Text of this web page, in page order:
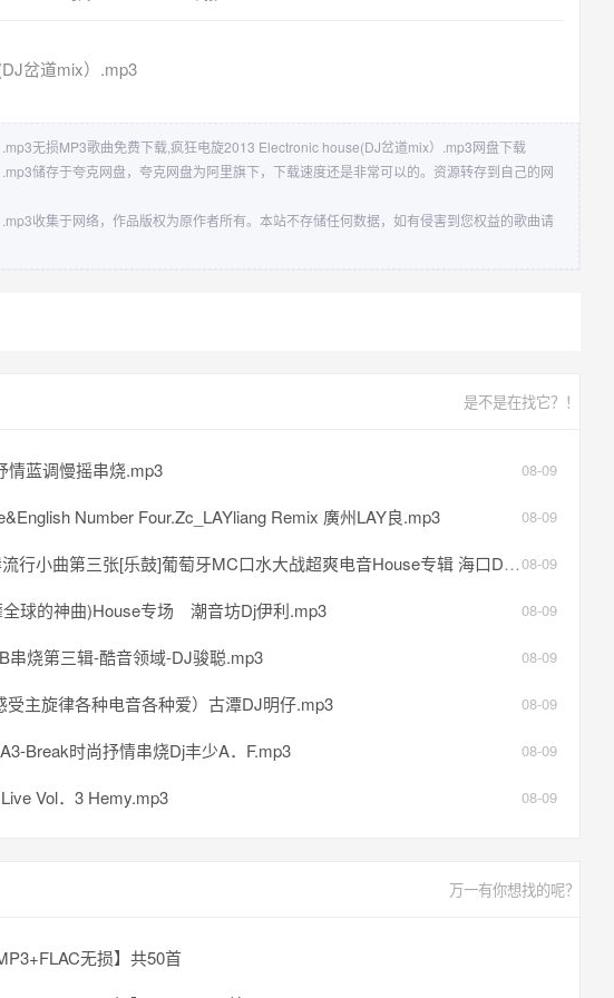
岔道mix）.mp3
无损MP3歌曲免费下载,疯狂电旋2013 Electronic house(DJ岔道mix）.mp3网盘下载
储存于夸克网盘，夸克网盘为阿里旗下，下载速度还是非常可以的。资源转存到自己的网
收集于网络，作品版权为原作者所有。本站不存储任何数据，如有侵害到您权益的歌曲请
是不是在找它？！
08-09
情蓝调慢摇串烧.mp3
08-09
Number Four.Zc_LAYliang Remix 廣州LAY良.mp3
08-09
小曲第三张[乐鼓]葡萄牙MC口水大战超爽电音House专辑 海口DJ啊杰.mp3
08-09
全球的神曲)House专场 潮音坊Dj伊利.mp3
08-09
串烧第三辑-酷音领域-DJ骏聪.mp3
08-09
受主旋律各种电音各种爱）古潭DJ明仔.mp3
08-09
Break时尚抒情串烧Dj丰少A．F.mp3
08-09
Vol．3 Hemy.mp3
万一有你想找的呢？
无损】共50首